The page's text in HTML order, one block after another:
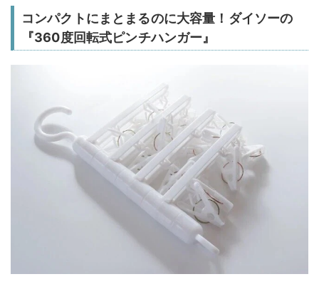
コンパクトにまとまるのに大容量！ダイソーの
『360度回転式ピンチハンガー』